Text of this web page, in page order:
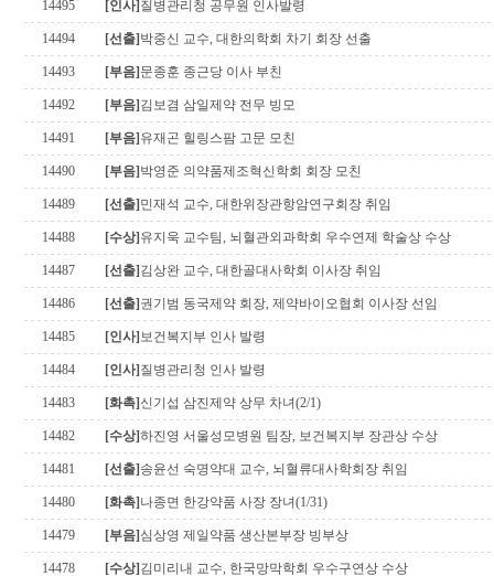
14495 [인사] 질병관리청 공무원 인사발령
14494 [선출] 박중신 교수, 대한의학회 차기 회장 선출
14493 [부음] 문종훈 종근당 이사 부친
14492 [부음] 김보겸 삼일제약 전무 빙모
14491 [부음] 유재곤 힐링스팜 고문 모친
14490 [부음] 박영준 의약품제조혁신학회 회장 모친
14489 [선출] 민재석 교수, 대한위장관항암연구회장 취임
14488 [수상] 유지욱 교수팀, 뇌혈관외과학회 우수연제 학술상 수상
14487 [선출] 김상완 교수, 대한골대사학회 이사장 취임
14486 [선출] 권기범 동국제약 회장, 제약바이오협회 이사장 선임
14485 [인사] 보건복지부 인사 발령
14484 [인사] 질병관리청 인사 발령
14483 [화촉] 신기섭 삼진제약 상무 차녀(2/1)
14482 [수상]하진영 서울성모병원 팀장, 보건복지부 장관상 수상
14481 [선출] 송윤선 숙명약대 교수, 뇌혈류대사학회장 취임
14480 [화촉] 나종면 한강약품 사장 장녀(1/31)
14479 [부음] 심상영 제일약품 생산본부장 빙부상
14478 [수상] 김미리내 교수, 한국망막학회 우수구연상 수상